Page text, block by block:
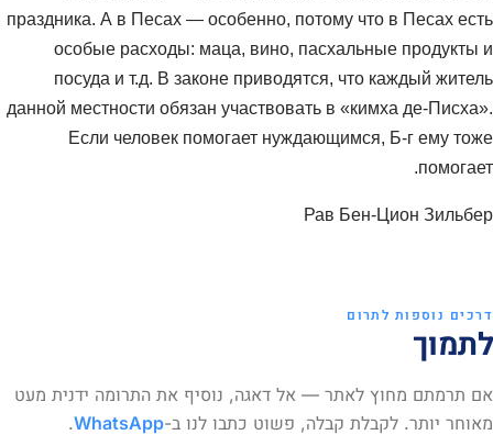
праздника. А в Песах — особенно, потому что в Песах есть
особые расходы: маца, вино, пасхальные продукты и
посуда и т.д. В законе приводятся, что каждый житель
данной местности обязан участвовать в «кимха де-Писха».
Если человек помогает нуждающимся, Б-г ему тоже
помогает.
Рав Бен-Цион Зильбер
דרכים נוספות לתרום
לתמוך
אם תרמתם מחוץ לאתר — אל דאגה, נוסיף את התרומה ידנית מעט
מאוחר יותר. לקבלת קבלה, פשוט כתבו לנו ב-WhatsApp
.